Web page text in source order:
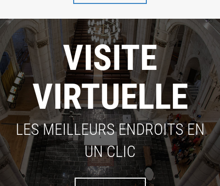
VISITE
VIRTUELLE
LES MEILLEURS ENDROITS EN
UN CLIC